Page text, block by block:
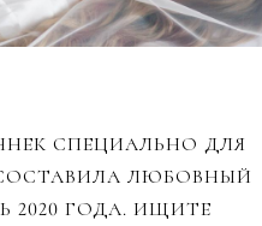
СПЕЦИАЛЬНО ДЛЯ
СОСТАВИЛА ЛЮБОВНЫЙ
2020 ГОДА. ИЩИТЕ